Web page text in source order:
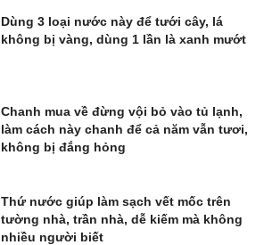
Dùng 3 loại nước này để tưới cây, lá
không bị vàng, dùng 1 lần là xanh mướt
Chanh mua về đừng vội bỏ vào tủ lạnh,
làm cách này chanh để cả năm vẫn tươi,
không bị đắng hỏng
Thứ nước giúp làm sạch vết mốc trên
tường nhà, trần nhà, dễ kiếm mà không
nhiều người biết